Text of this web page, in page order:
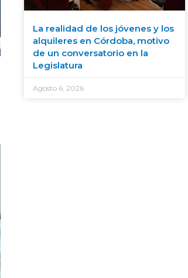
La realidad de los jóvenes y los
alquileres en Córdoba, motivo
de un conversatorio en la
Legislatura
Agosto 6, 2026